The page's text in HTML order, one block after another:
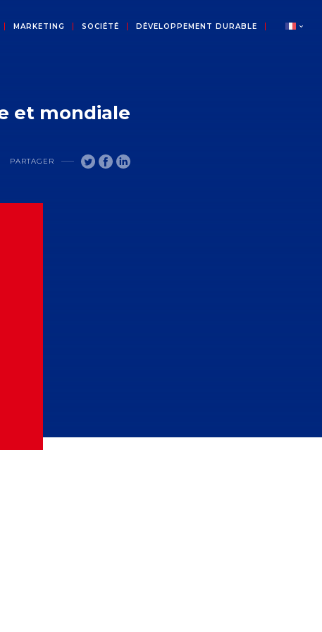
MARKETING SOCIÉTÉ
DÉVELOPPEMENT DURABLE
et mondiale
PARTAGER